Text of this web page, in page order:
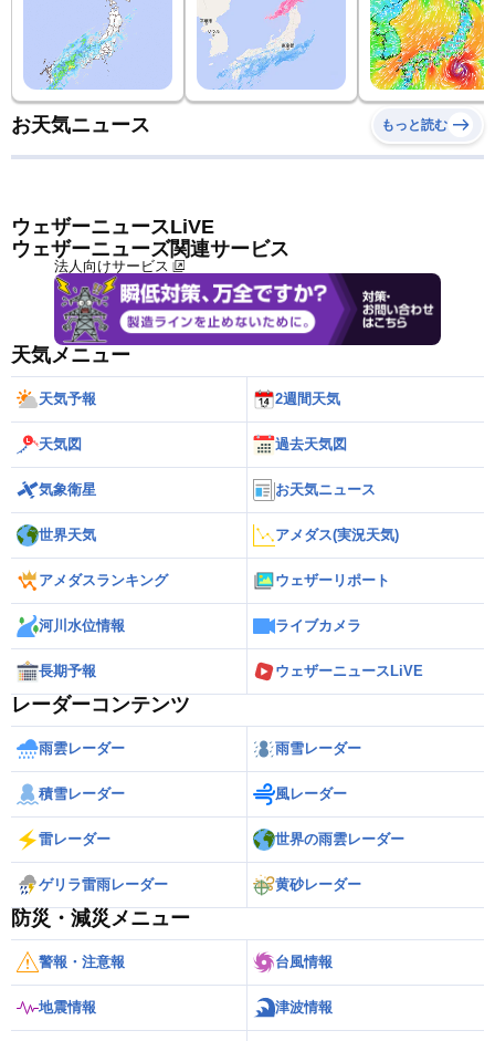
お天気ニュース もっと読む
ウェザーニュースLiVE
ウェザーニューズ関連サービス
法人向けサービス
天気メニュー
天気予報 2週間天気
天気図 過去天気図
気象衛星 お天気ニュース
世界天気 アメダス(実況天気)
アメダスランキング ウェザーリポート
河川水位情報 ライブカメラ
長期予報 ウェザーニュースLiVE
レーダーコンテンツ
雨雲レーダー 雨雪レーダー
積雪レーダー 風レーダー
雷レーダー 世界の雨雲レーダー
ゲリラ雷雨レーダー 黄砂レーダー
防災・減災メニュー
警報・注意報 台風情報
地震情報 津波情報